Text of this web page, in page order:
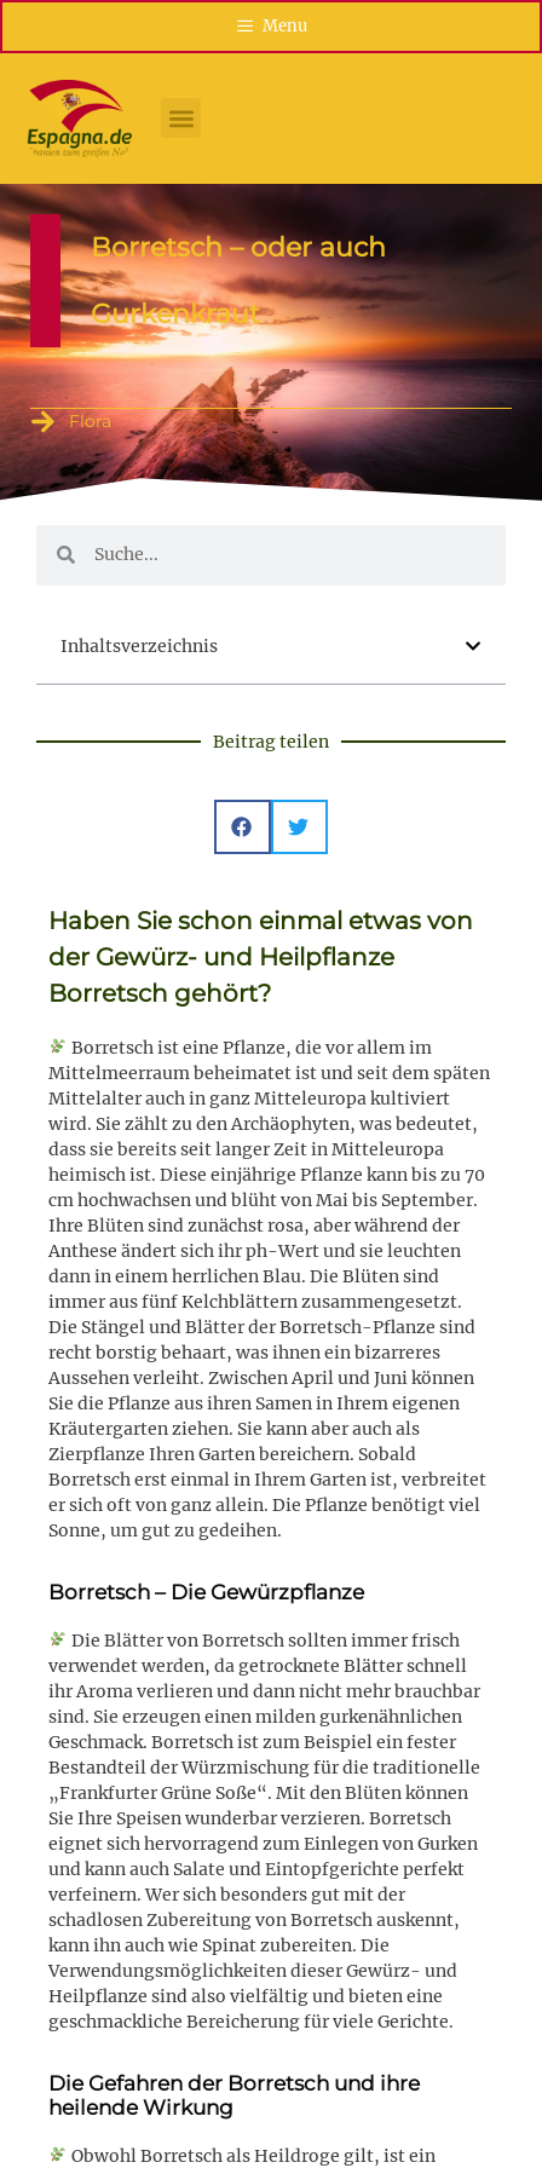
Menu
Borretsch – oder auch
Gurkenkraut
Flora
Haben Sie schon einmal etwas von
der Gewürz- und Heilpflanze
Borretsch gehört?
Borretsch ist eine Pflanze, die vor allem im
Mittelmeerraum beheimatet ist und seit dem späten
Mittelalter auch in ganz Mitteleuropa kultiviert
wird. Sie zählt zu den Archäophyten, was bedeutet,
dass sie bereits seit langer Zeit in Mitteleuropa
heimisch ist. Diese einjährige Pflanze kann bis zu 70
cm hochwachsen und blüht von Mai bis September.
Ihre Blüten sind zunächst rosa, aber während der
Anthese ändert sich ihr ph-Wert und sie leuchten
dann in einem herrlichen Blau. Die Blüten sind
immer aus fünf Kelchblättern zusammengesetzt.
Die Stängel und Blätter der Borretsch-Pflanze sind
recht borstig behaart, was ihnen ein bizarreres
Aussehen verleiht. Zwischen April und Juni können
Sie die Pflanze aus ihren Samen in Ihrem eigenen
Kräutergarten ziehen. Sie kann aber auch als
Zierpflanze Ihren Garten bereichern. Sobald
Borretsch erst einmal in Ihrem Garten ist, verbreitet
er sich oft von ganz allein. Die Pflanze benötigt viel
Sonne, um gut zu gedeihen.
Borretsch – Die Gewürzpflanze
Die Blätter von Borretsch sollten immer frisch
verwendet werden, da getrocknete Blätter schnell
ihr Aroma verlieren und dann nicht mehr brauchbar
sind. Sie erzeugen einen milden gurkenähnlichen
Geschmack. Borretsch ist zum Beispiel ein fester
Bestandteil der Würzmischung für die traditionelle
„Frankfurter Grüne Soße“. Mit den Blüten können
Sie Ihre Speisen wunderbar verzieren. Borretsch
eignet sich hervorragend zum Einlegen von Gurken
und kann auch Salate und Eintopfgerichte perfekt
verfeinern. Wer sich besonders gut mit der
schadlosen Zubereitung von Borretsch auskennt,
kann ihn auch wie Spinat zubereiten. Die
Verwendungsmöglichkeiten dieser Gewürz- und
Heilpflanze sind also vielfältig und bieten eine
geschmackliche Bereicherung für viele Gerichte.
Die Gefahren der Borretsch und ihre
heilende Wirkung
Obwohl Borretsch als Heildroge gilt, ist ein
Inhaltsverzeichnis
Beitrag teilen